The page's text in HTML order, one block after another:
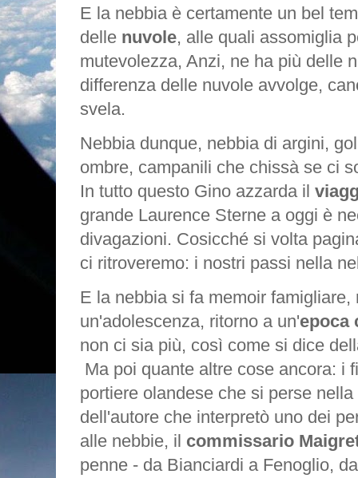
E la nebbia è certamente un bel
delle nuvole, alle quali assomiglia
mutevolezza, Anzi, ne ha più delle
differenza delle nuvole avvolge,
svela.
Nebbia dunque, nebbia di argini,
ombre, campanili che chissà se ci
In tutto questo Gino azzarda il
grande Laurence Sterne a oggi è
divagazioni. Cosicché si volta
ci ritroveremo: i nostri passi nella
E la nebbia si fa memoir famigliare,
un'adolescenza, ritorno a un'epoca
non ci sia più, così come si dice
Ma poi quante altre cose ancora: i
portiere olandese che si perse
dell'autore che interpretò uno dei
alle nebbie, il commissario
penne - da Bianciardi a Fenoglio,